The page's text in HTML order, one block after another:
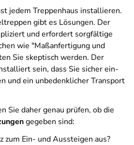
jedem Treppenhaus installieren.
gibt es Lösungen. Der
und erfordert sorgfältige
wie "Maßanfertigung und
Sie skeptisch werden. Der
sein, dass Sie sicher ein-
und ein unbedenklicher Transport
Sie daher genau prüfen, ob die
gegeben sind:
zum Ein- und Aussteigen aus?